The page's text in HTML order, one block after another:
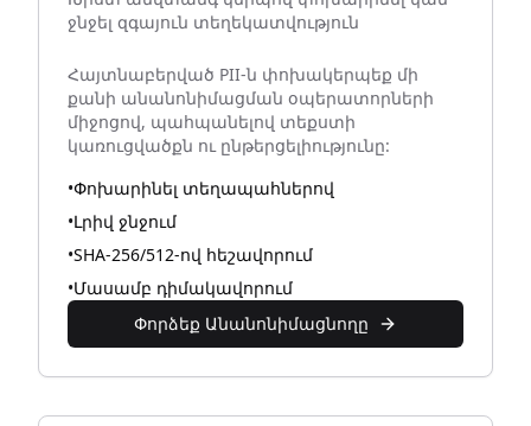
ջնջել զգայուն տեղեկատվություն
Հայտնաբերված PII-ն փոխակերպեք մի
քանի անանոնիմացման օպերատորների
միջոցով, պահպանելով տեքստի
կառուցվածքն ու ընթերցելիությունը:
•Փոխարինել տեղապահներով
•Լրիվ ջնջում
•SHA-256/512-ով հեշավորում
•Մասամբ դիմակավորում
Փորձեք Անանոնիմացնողը